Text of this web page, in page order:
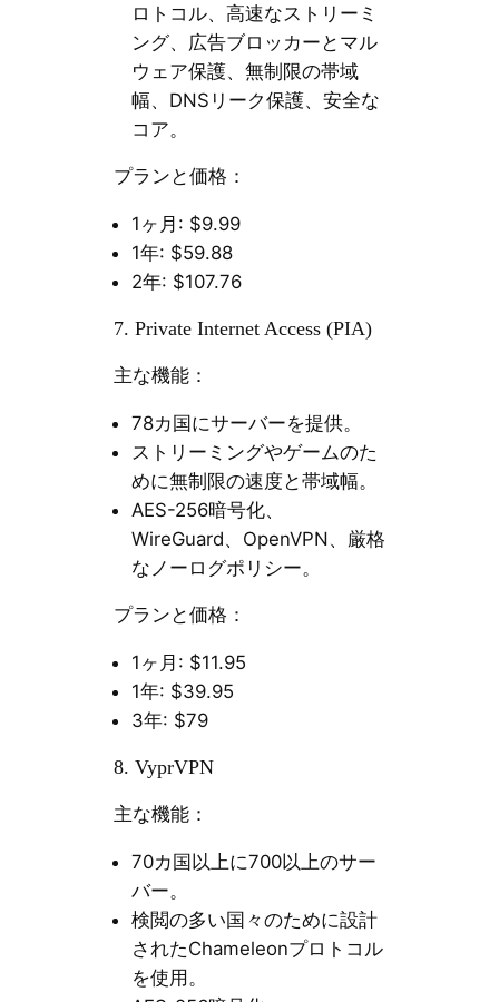
ロトコル、高速なストリーミ
ング、広告ブロッカーとマル
ウェア保護、無制限の帯域
幅、DNSリーク保護、安全な
コア。
プランと価格：
1ヶ月: $9.99
1年: $59.88
2年: $107.76
7. Private Internet Access (PIA)
主な機能：
78カ国にサーバーを提供。
ストリーミングやゲームのた
めに無制限の速度と帯域幅。
AES-256暗号化、
WireGuard、OpenVPN、厳格
なノーログポリシー。
プランと価格：
1ヶ月: $11.95
1年: $39.95
3年: $79
8. VyprVPN
主な機能：
70カ国以上に700以上のサー
バー。
検閲の多い国々のために設計
されたChameleonプロトコル
を使用。